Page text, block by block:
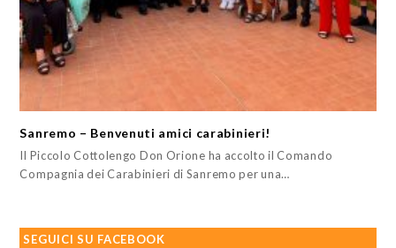
Sanremo – Benvenuti amici carabinieri!
Il Piccolo Cottolengo Don Orione ha accolto il Comando
Compagnia dei Carabinieri di Sanremo per una…
SEGUICI SU FACEBOOK